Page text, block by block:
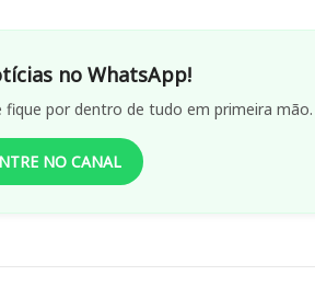
no WhatsApp!
fique por dentro de tudo em primeira mão.
NO CANAL